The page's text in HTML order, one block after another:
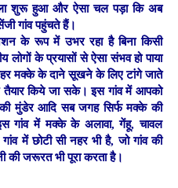
शुरू हुआ और ऐसा चल पड़ा कि अब
गांव पहुंचते हैं।
के रूप में उभर रहा है बिना किसी
लोगों के प्रयासों से ऐसा संभव हो पाया
मक्के के दाने सूखने के लिए टांगे जाते
किये जा सके। इस गांव में आपको
मुंडेर आदि सब जगह सिर्फ मक्के की
गांव में मक्के के अलावा, गेंहू, चावल
में छोटी सी नहर भी है, जो गांव की
की जरूरत भी पूरा करता है।